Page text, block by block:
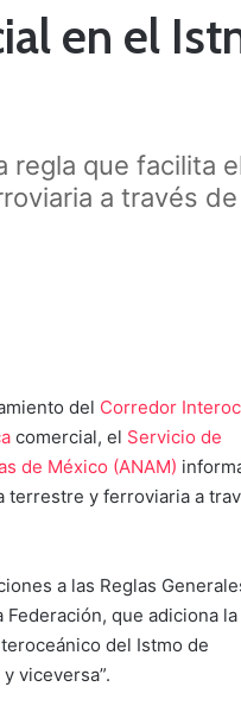
en el
regla que facilita
a través
del Corredor
comercial, el Servicio de
de México (ANAM)
terrestre y ferroviaria a
a las Reglas
que adiciona
del Istmo de
viceversa”.